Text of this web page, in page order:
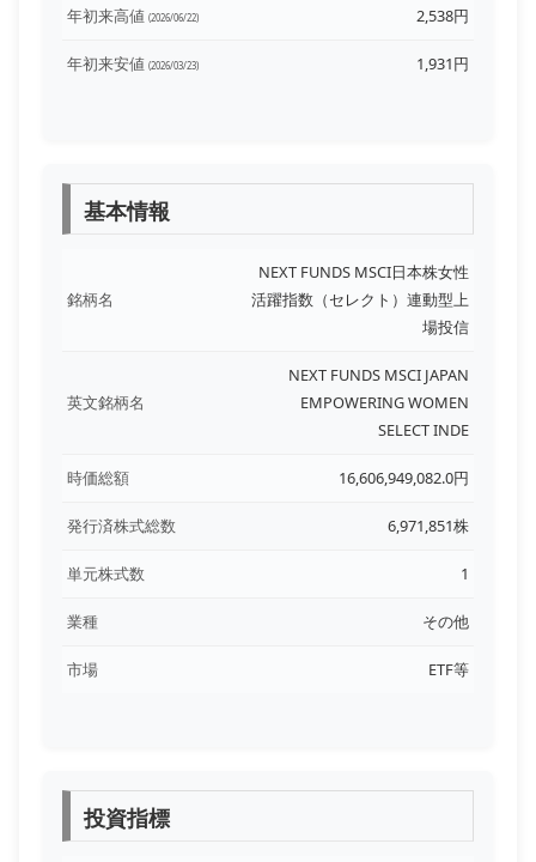
年初来高値 (2026/06/22) 2,538円
年初来安値 (2026/03/23) 1,931円
基本情報
銘柄名
NEXT FUNDS MSCI日本株女性
活躍指数（セレクト）連動型上
場投信
英文銘柄名
NEXT FUNDS MSCI JAPAN
EMPOWERING WOMEN
SELECT INDE
時価総額 16,606,949,082.0円
発行済株式総数 6,971,851株
単元株式数 1
業種 その他
市場 ETF等
投資指標